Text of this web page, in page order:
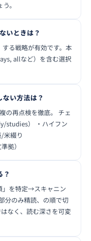
。
いときは？
する戦略が有効です。本
allなど）を含む選択
い方法は？
の再点検を徹底。 チェ
studies） ・ハイフン
米綴り
拠）
？
」を特定→スキャニン
分のみ精読、の順で切
なく、読む深さを可変